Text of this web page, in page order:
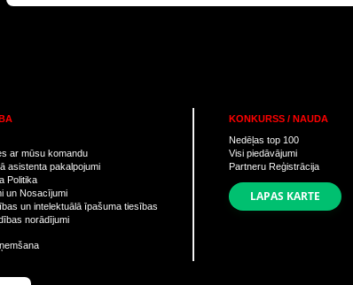
ar mūsu komandu
asistenta pakalpojumi
Politika
un Nosacījumi
un intelektuālā īpašuma tiesības
norādījumi
KONKURSS / NAUDA
Nedēļas top 100
Visi piedāvājumi
Partneru Reģistrācija
LAPAS KARTE